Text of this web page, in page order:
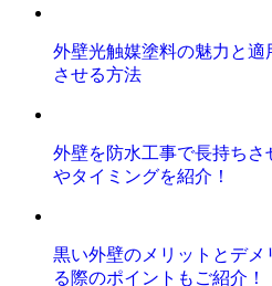
外壁光触媒塗料の魅力と
させる方法
外壁を防水工事で長持ち
やタイミングを紹介！
黒い外壁のメリットとデ
る際のポイントもご紹介！